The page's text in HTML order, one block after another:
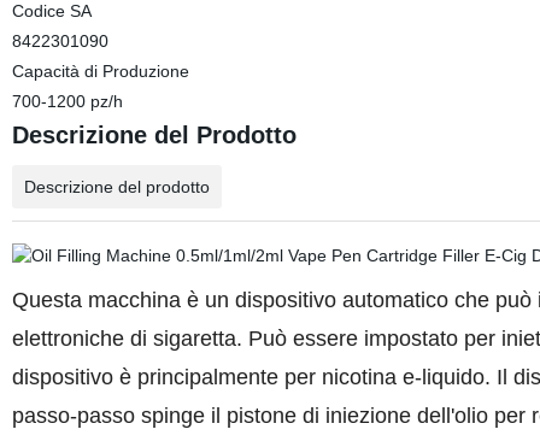
Codice SA
8422301090
Capacità di Produzione
700-1200 pz/h
Descrizione del Prodotto
Descrizione del prodotto
Questa macchina è un dispositivo automatico che
elettroniche di sigaretta. Può essere impostato per
dispositivo è principalmente per nicotina e-liquido. Il
passo-passo spinge il pistone di iniezione dell'olio